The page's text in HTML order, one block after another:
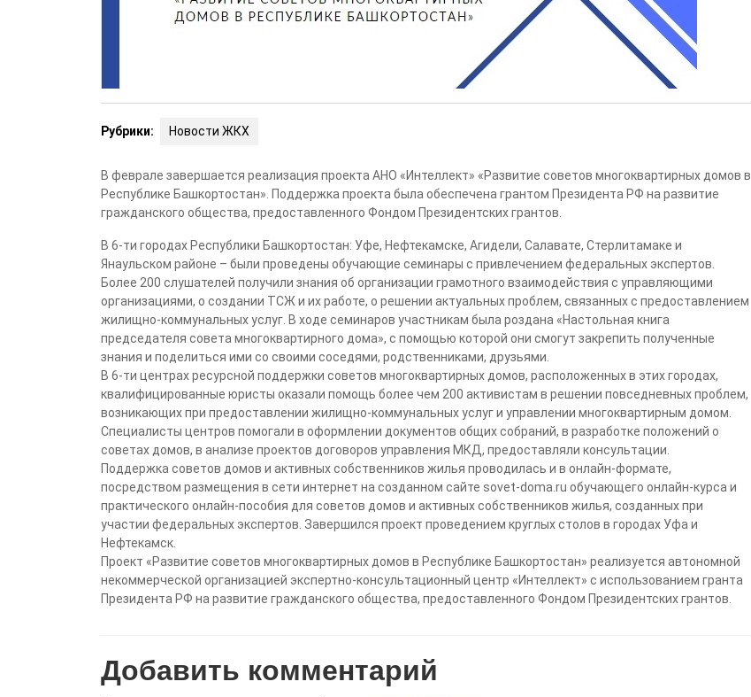
Рубрики: Новости ЖКХ
В феврале завершается реализация проекта АНО «Интеллект» «Развитие советов многоквартирных домов в
Республике Башкортостан». Поддержка проекта была обеспечена грантом Президента РФ на развитие
гражданского общества, предоставленного Фондом Президентских грантов.
В 6-ти городах Республики Башкортостан: Уфе, Нефтекамске, Агидели, Салавате, Стерлитамаке и
Янаульском районе – были проведены обучающие семинары с привлечением федеральных экспертов.
Более 200 слушателей получили знания об организации грамотного взаимодействия с управляющими
организациями, о создании ТСЖ и их работе, о решении актуальных проблем, связанных с предоставлением
жилищно-коммунальных услуг. В ходе семинаров участникам была роздана «Настольная книга
председателя совета многоквартирного дома», с помощью которой они смогут закрепить полученные
знания и поделиться ими со своими соседями, родственниками, друзьями.
В 6-ти центрах ресурсной поддержки советов многоквартирных домов, расположенных в этих городах,
квалифицированные юристы оказали помощь более чем 200 активистам в решении повседневных проблем,
возникающих при предоставлении жилищно-коммунальных услуг и управлении многоквартирным домом.
Специалисты центров помогали в оформлении документов общих собраний, в разработке положений о
советах домов, в анализе проектов договоров управления МКД, предоставляли консультации.
Поддержка советов домов и активных собственников жилья проводилась и в онлайн-формате,
посредством размещения в сети интернет на созданном сайте sovet-doma.ru обучающего онлайн-курса и
практического онлайн-пособия для советов домов и активных собственников жилья, созданных при
участии федеральных экспертов. Завершился проект проведением круглых столов в городах Уфа и
Нефтекамск.
Проект «Развитие советов многоквартирных домов в Республике Башкортостан» реализуется автономной
некоммерческой организацией экспертно-консультационный центр «Интеллект» с использованием гранта
Президента РФ на развитие гражданского общества, предоставленного Фондом Президентских грантов.
Добавить комментарий